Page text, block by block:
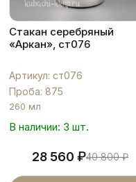
Стакан серебряный
«Аркан», ст076
Артикул: ст076
Проба: 875
260 мл
В наличии: 3 шт.
28 560 ₽40 800₽